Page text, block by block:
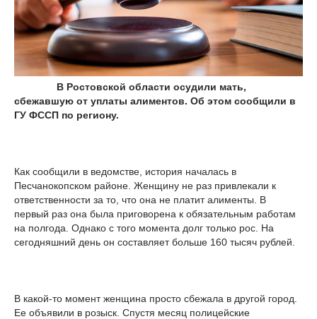
В Ростовской области осудили мать,
сбежавшую от уплаты алиментов. Об этом сообщили в
ГУ ФССП по региону.
Как сообщили в ведомстве, история началась в
Песчанокопском районе. Женщину не раз привлекали к
ответственности за то, что она не платит алименты. В
первый раз она была приговорена к обязательным работам
на полгода. Однако с того момента долг только рос. На
сегодняшний день он составляет больше 160 тысяч рублей.
В какой-то момент женщина просто сбежала в другой город.
Ее объявили в розыск. Спустя месяц полицейские